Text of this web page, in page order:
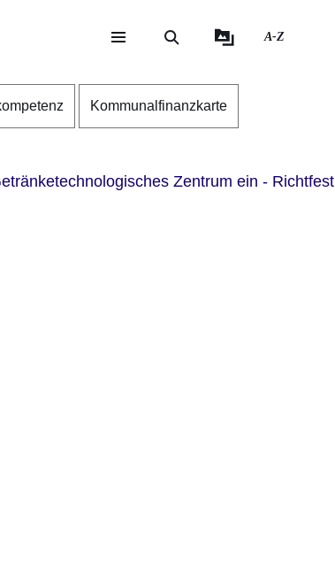
A-Z
Kommunalfinanzkarte
Zentrum ein - Richtfest